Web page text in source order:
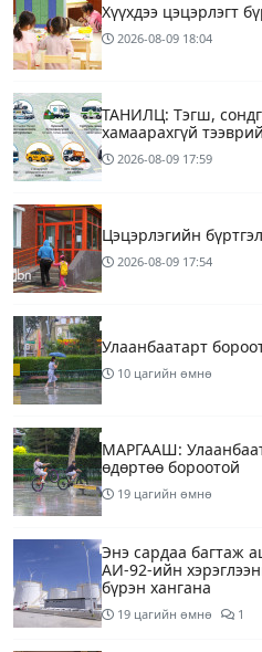
Хүүхдээ цэцэрлэгт
2026-08-09 18:04
ТАНИЛЦ: Тэгш,
хамаарахгүй
2026-08-09 17:59
Цэцэрлэгийн
2026-08-09 17:54
Улаанбаатарт
10 цагийн өмнө
МАРГААШ:
өдөртөө бороотой
19 цагийн өмнө
Энэ сардаа багтаж
АИ-92-ийн
бүрэн хангана
19 цагийн өмнө 1